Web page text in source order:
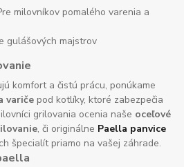
milovníkov pomalého varenia a
gulášových majstrov
komfort a čistú prácu, ponúkame
variče pod kotlíky, ktoré zabezpečia
grilovania ocenia naše oceľové
, či originálne Paella panvice
špecialít priamo na vašej záhrade.